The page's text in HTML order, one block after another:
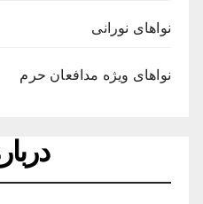
نواهای نورانی
نواهای ویژه مدافعان حرم